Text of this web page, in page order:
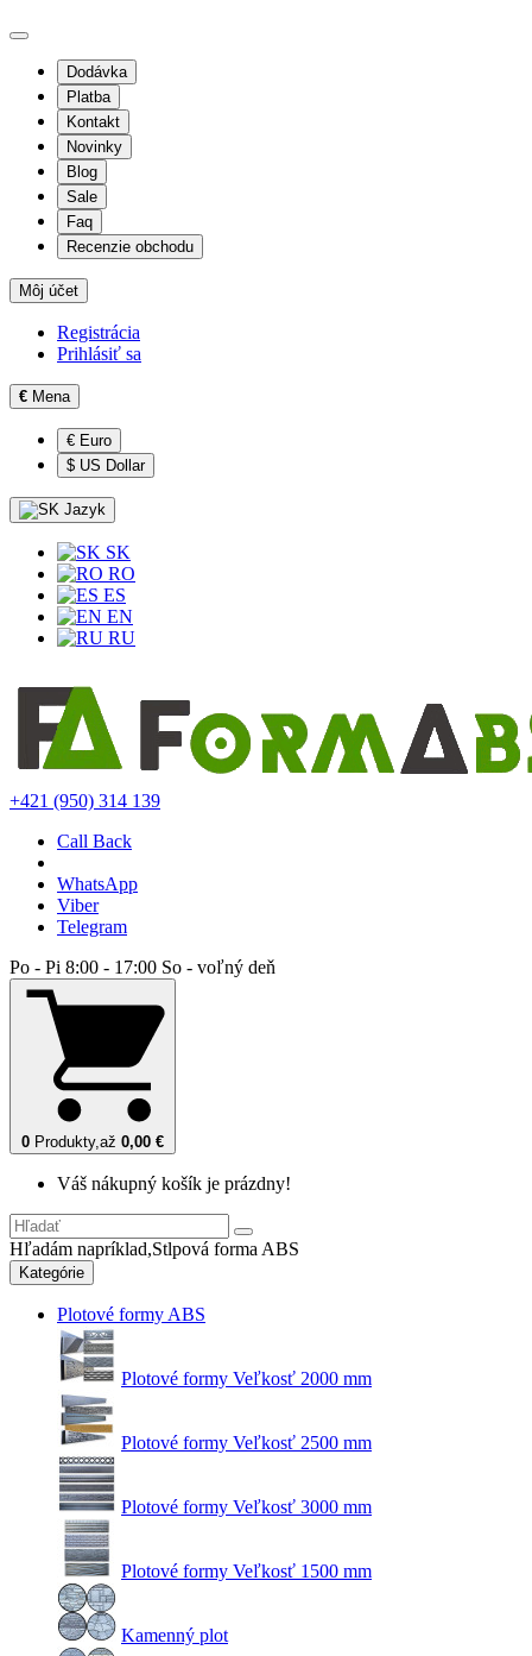
Dodávka
Platba
Kontakt
Novinky
Blog
Sale
Faq
Recenzie obchodu
Môj účet
Registrácia
Prihlásiť sa
€ Mena
€ Euro
$ US Dollar
Jazyk
SK
RO
ES
EN
RU
+421 (950) 314 139
Call Back
WhatsApp
Viber
Telegram
Po - Pi 8:00 - 17:00 So - voľný deň
0 Produkty,až 0,00 €
Váš nákupný košík je prázdny!
Hľadám napríklad,Stlpová forma ABS
Kategórie
Plotové formy ABS
Plotové formy Veľkosť 2000 mm
Plotové formy Veľkosť 2500 mm
Plotové formy Veľkosť 3000 mm
Plotové formy Veľkosť 1500 mm
Kamenný plot